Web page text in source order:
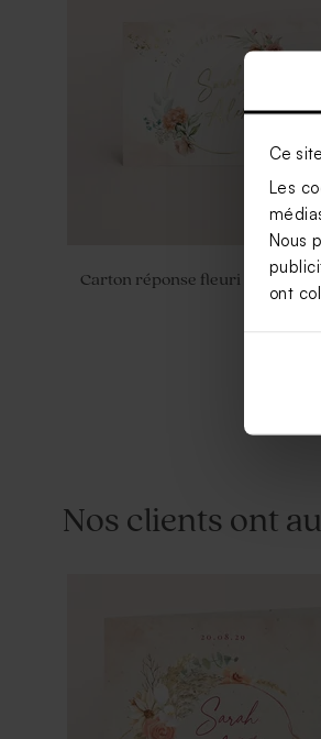
Ce
Les
Nous
ont
Carton réponse fleuri avec
Etiquette mariage pampa coloré
Nos clients ont